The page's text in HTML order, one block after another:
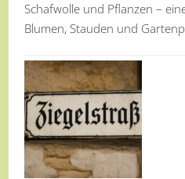
Schafwolle und Pflanzen –
Blumen, Stauden und